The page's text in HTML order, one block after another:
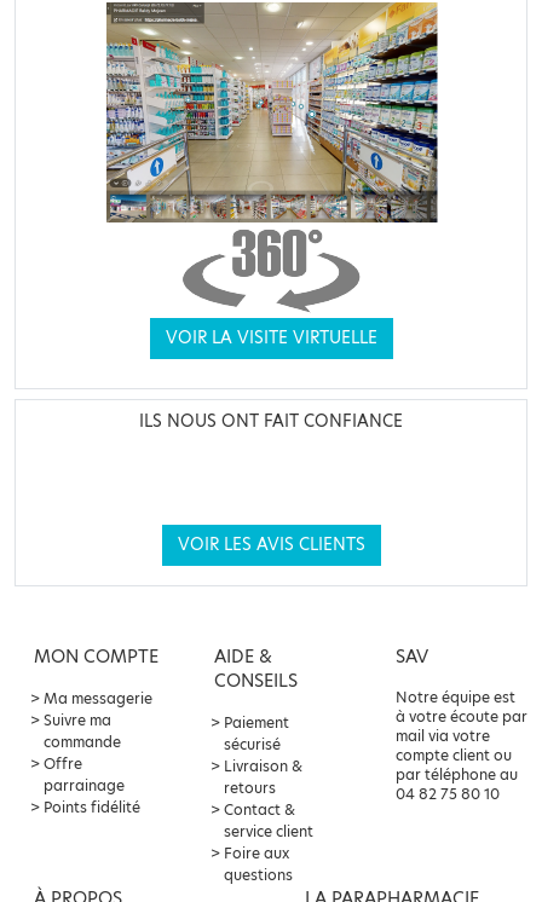
VOIR LA VISITE VIRTUELLE
ILS NOUS ONT FAIT CONFIANCE
VOIR LES AVIS CLIENTS
MON COMPTE
Ma messagerie
Suivre ma
commande
Offre
parrainage
Points fidélité
AIDE &
CONSEILS
Paiement
sécurisé
Livraison &
retours
Contact &
service client
Foire aux
questions
SAV
Notre équipe est
à votre écoute par
mail via votre
compte client ou
par téléphone au
04 82 75 80 10